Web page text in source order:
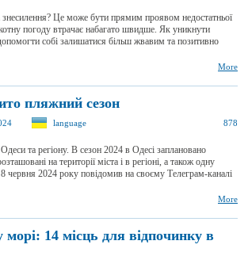
знесилення? Це може бути прямим проявом недостатньої
погоду втрачає набагато швидше. Як уникнути
собі залишатися більш жвавим та позитивно
More
пляжний сезон
language 878
та регіону. В сезон 2024 в Одесі заплановано
на території міста і в регіоні, а також одну
червня 2024 року повідомив на своєму Телеграм-каналі
More
14 місць для відпочинку в